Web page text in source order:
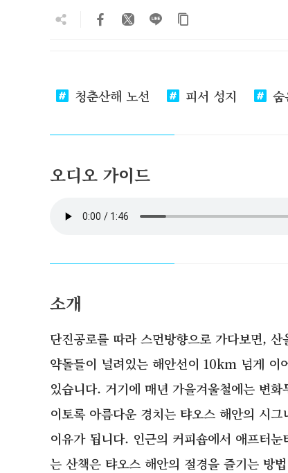
청춘산해 노선 피서 성지
오디오 가이드
소개
단진공로를 따라 스먼방향으로 가다보면,
약돌들이 널려있는 해안선이 10km 넘게 이
있습니다. 거기에 매년 가을겨울철에는 변
이토록 아름다운 경치는 탸오스 해안의 시
이유가 됩니다. 인근의 커피숍에서 애프터
는 산책은 탸오스 해안의 절경을 즐기는 방